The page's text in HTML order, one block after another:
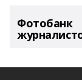
Фотобанк